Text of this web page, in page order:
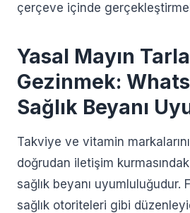
çerçeve içinde
Yasal Mayın
Gezinmek:
Sağlık Beyanı
Takviye ve vitamin
doğrudan iletişim
sağlık beyanı uyumluluğudur.
sağlık otoriteleri gibi